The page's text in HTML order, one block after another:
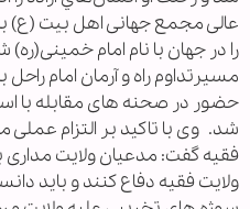
عالی مجمع جهانی اهل بیت (ع) با
را در جهان با نام امام
مسیرتداوم راه و آرمان امام
حضور در صحنه های مقابله با
شد. وی با تاکید بر التزام
فقیه گفت: مدعیان ولایت مداری
ولایت فقیه دفاع کنند و باید